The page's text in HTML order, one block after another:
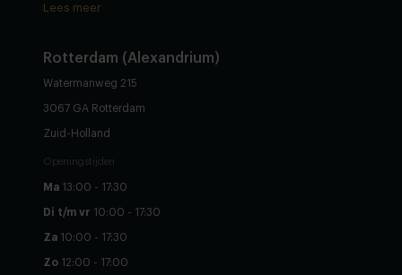
Lees meer
Rotterdam (Alexandrium)
Watermanweg 215
3067 GA Rotterdam
Zuid-Holland
Openingstijden
Ma 13:00 - 17:30
Di t/m vr 10:00 - 17:30
Za 10:00 - 17:30
Zo 12:00 - 17:00